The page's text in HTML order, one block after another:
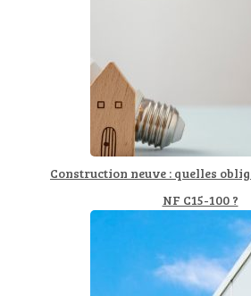
Construction neuve : quelles
NF C15-100 ?